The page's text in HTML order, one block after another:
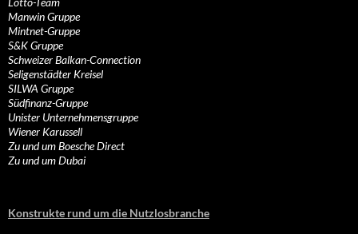
Manwin Gruppe
Mintnet-Gruppe
S&K Gruppe
Schweizer Balkan-Connection
Seligenstädter Kreisel
SILWA Gruppe
Südfinanz-Gruppe
Unister Unternehmensgruppe
Wiener Karussell
Zu und um Boesche Direct
Zu und um Dubai
Konstrukte rund um die Nutzlosbranche